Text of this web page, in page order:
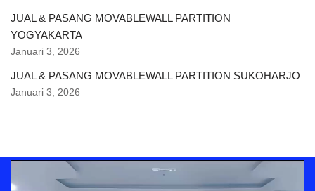
JUAL & PASANG MOVABLEWALL PARTITION
YOGYAKARTA
Januari 3, 2026
JUAL & PASANG MOVABLEWALL PARTITION SUKOHARJO
Januari 3, 2026